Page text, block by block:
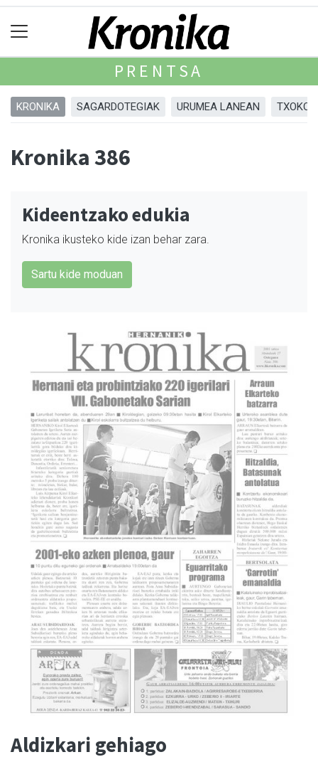
PRENTSA
KRONIKA SAGARDOTEGIAK URUMEA LANEAN
Kronika 386
Kideentzako edukia
Kronika ikusteko kide izan behar zara.
Sartu kide moduan
Aldizkari gehiago